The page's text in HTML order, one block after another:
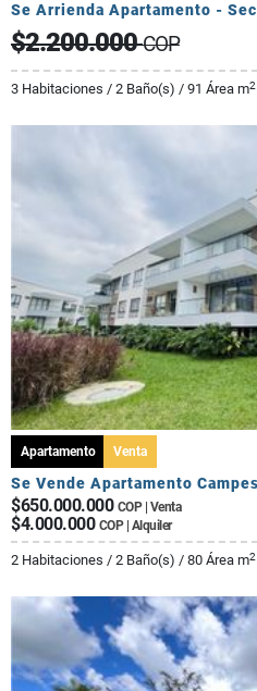
Se Arrienda Apartamento -
$2.200.000COP
3 Habitaciones / 2 Baño(s) / 91 Área m2
Apartamento Venta
$650.000.000 COP | Venta
$4.000.000 COP | Alquiler
2 Habitaciones / 2 Baño(s) / 80 Área m2